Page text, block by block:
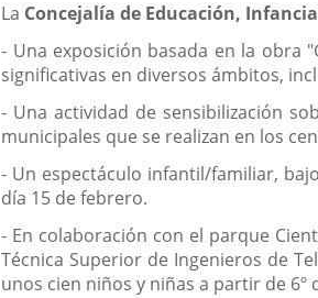
una
aplicación
externa.
La Concejalía de Educación,
- Una exposición basada en la obra
significativas en diversos ámbitos,
- Una actividad de sensibilización
municipales que se realizan en los
- Un espectáculo infantil/familiar,
día 15 de febrero.
- En colaboración con el parque
Técnica Superior de Ingenieros de
unos cien niños y niñas a partir de 6º